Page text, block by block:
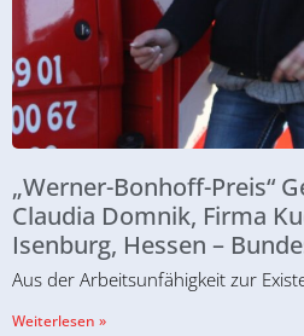
„Werner-Bonhoff-Preis“
Claudia Domnik, Firma
Isenburg, Hessen –
Aus der Arbeitsunfähigkeit zur
Weiterlesen »